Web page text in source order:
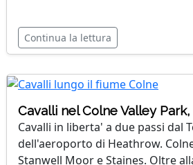
Continua la lettura
Cavalli nel Colne Valley
Cavalli in liberta' a due passi dal
dell'aeroporto di Heathrow.
Stanwell Moor e Staines. Oltre